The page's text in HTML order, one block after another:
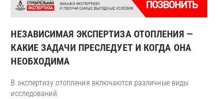
НЕЗАВИСИМАЯ ЭКСПЕРТИЗА ОТОПЛЕНИЯ —
КАКИЕ ЗАДАЧИ ПРЕСЛЕДУЕТ И КОГДА ОНА
НЕОБХОДИМА
В экспертизу отопления включаются различные виды
исследований.